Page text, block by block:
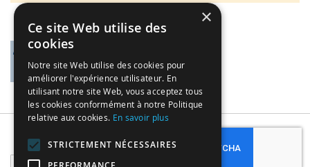
Sign
Subscribe
×
Ce site Web utilise des
cookies
Notre site Web utilise des cookies pour
améliorer l'expérience utilisateur. En
utilisant notre site Web, vous acceptez tous
les cookies conformément à notre Politique
relative aux cookies. En savoir plus
STRICTEMENT NÉCESSAIRES